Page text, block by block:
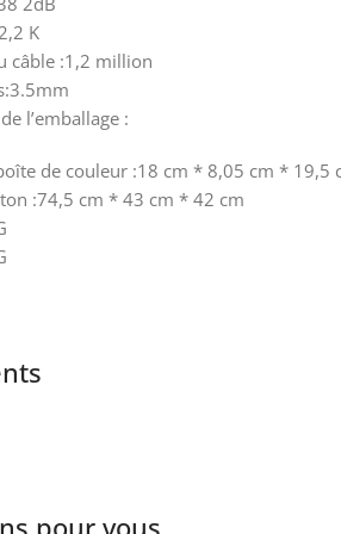
K
câble :1,2 million
l’emballage :
de couleur :18 cm * 8,05 cm * 19,5
:74,5 cm * 43 cm * 42 cm
pour vous